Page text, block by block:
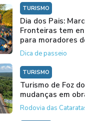
TURISMO
Dia dos Pais:
Fronteiras tem
para moradores
Dica de passeio
TURISMO
Turismo de Foz
mudanças em
Rodovia das